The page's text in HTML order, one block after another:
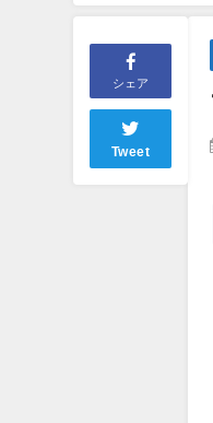
シェア
Tweet